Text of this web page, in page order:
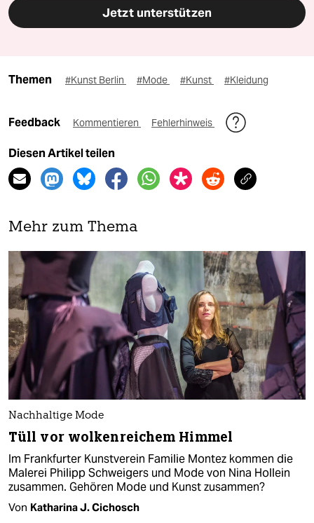
Jetzt unterstützen
Themen #Kunst Berlin #Mode #Kunst #Kleidung
Feedback Kommentieren Fehlerhinweis
Diesen Artikel teilen
Mehr zum Thema
Nachhaltige Mode
Tüll vor wolkenreichem Himmel
Im Frankfurter Kunstverein Familie Montez kommen die
Malerei Philipp Schweigers und Mode von Nina Hollein
zusammen. Gehören Mode und Kunst zusammen?
Von Katharina J. Cichosch